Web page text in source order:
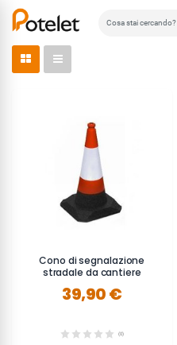
Cono di segnalazione
stradale da cantiere
39,90 €
(0)